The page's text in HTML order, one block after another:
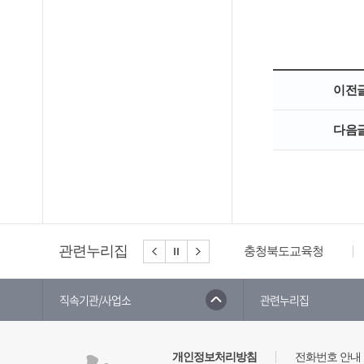
이전
다음
관련누리집 충청북도교육청
직속기관/사업소 관련누리집
개인정보처리방침 전화번호 안내